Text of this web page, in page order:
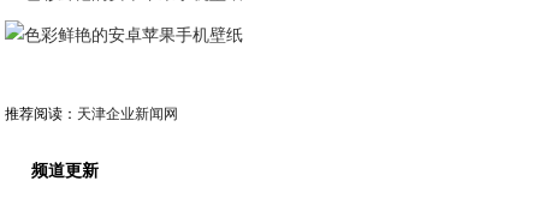
推荐阅读： 天津企业新闻网
频道更新